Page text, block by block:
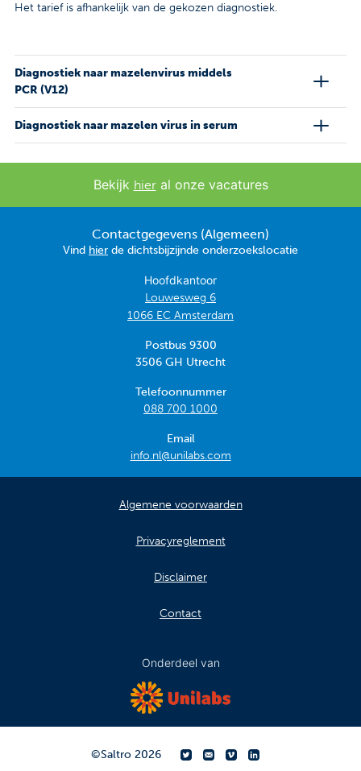
Het tarief is afhankelijk van de gekozen diagnostiek.
Diagnostiek naar mazelenvirus middels
PCR (V12)
Diagnostiek naar mazelen virus in serum
Bekijk hieral onze vacatures
Contactgegevens (Algemeen)
Vind hier de dichtsbijzijnde onderzoekslocatie
Hoofdkantoor
Louwesweg 6
1066 EC Amsterdam
Postbus 9300
3506 GH Utrecht
Telefoonnummer
088 700 1000
Email
info.nl@unilabs.com
Algemene voorwaarden
Privacyreglement
Disclaimer
Contact
Onderdeel van
©Saltro 2026